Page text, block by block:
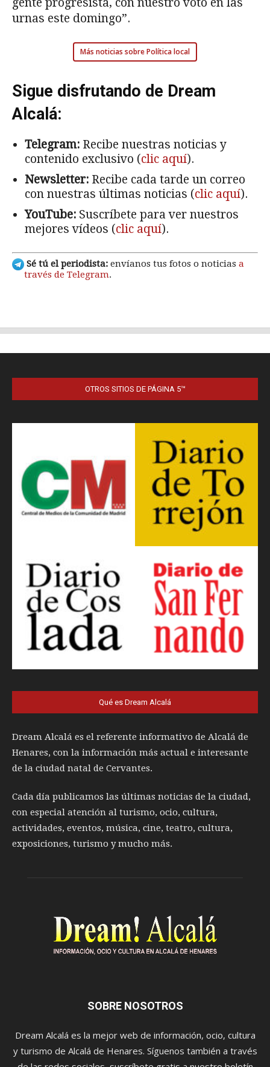
OTROS SITIOS DE PÁGINA 5™
Qué es Dream Alcalá
Dream Alcalá es el referente informativo de Alcalá de
Henares, con la información más actual e interesante
de la ciudad natal de Cervantes.
Cada día publicamos las últimas noticias de la ciudad,
con especial atención al turismo, ocio, cultura,
actividades, eventos, música, cine, teatro, cultura,
exposiciones, turismo y mucho más.
SOBRE NOSOTROS
Dream Alcalá es la mejor web de información, ocio, cultura
y turismo de Alcalá de Henares. Síguenos también a través